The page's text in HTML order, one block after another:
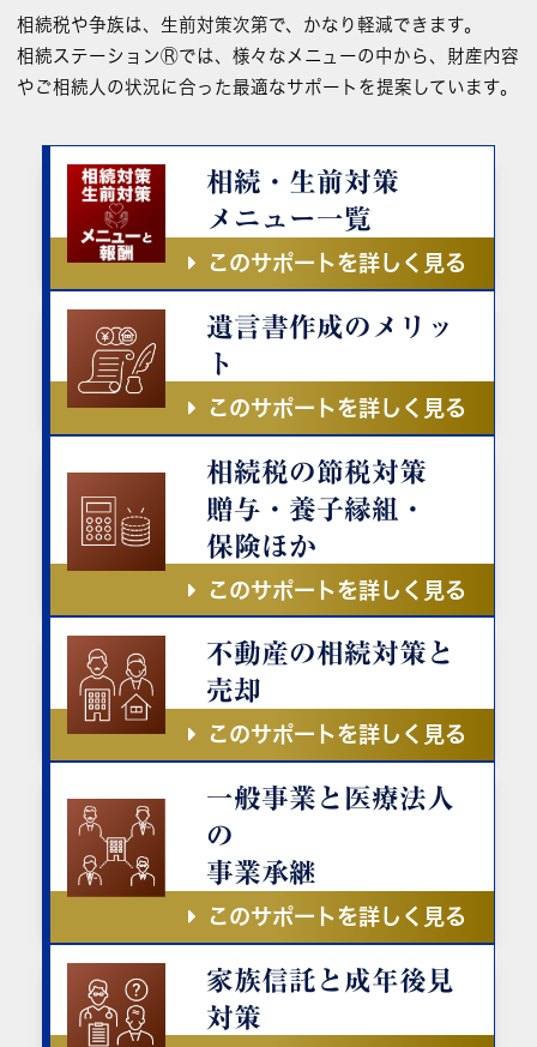
相続税や争族は、生前対策次第で、かなり軽減できます。
相続ステーションⓇでは、様々なメニューの中から、財産内容
やご相続人の状況に合った最適なサポートを提案しています。
相続・生前対策
メニュー一覧
このサポートを詳しく見る
遺言書作成のメリッ
ト
このサポートを詳しく見る
相続税の節税対策
贈与・養子縁組・
保険ほか
このサポートを詳しく見る
不動産の相続対策と
売却
このサポートを詳しく見る
一般事業と医療法人
の
事業承継
このサポートを詳しく見る
家族信託と成年後見
対策